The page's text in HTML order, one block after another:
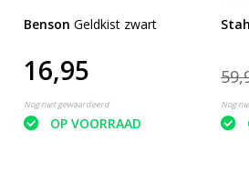
Benson Geldkist zwart
16,95
Nog niet gewaardeerd
OP VOORRAAD
Nog